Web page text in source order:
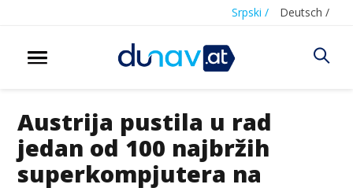
Srpski / Deutsch /
Austrija pustila u rad
jedan od 100 najbržih
superkompjutera na